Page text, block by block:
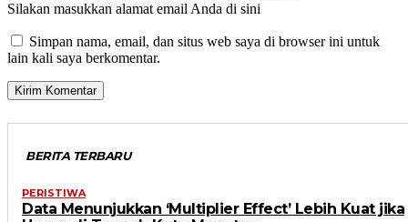
Silakan masukkan alamat email Anda di sini
Simpan nama, email, dan situs web saya di browser ini untuk
lain kali saya berkomentar.
BERITA TERBARU
PERISTIWA
Data Menunjukkan ‘Multiplier Effect’ Lebih Kuat jika